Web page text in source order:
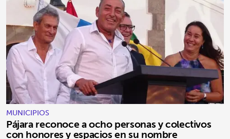
MUNICIPIOS
Pájara reconoce a ocho personas y colectivos
con honores y espacios en su nombre